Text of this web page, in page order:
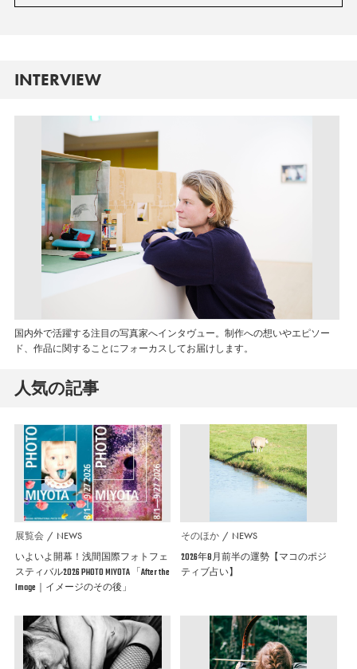
INTERVIEW
国内外で活躍する注目の写真家へインタヴュー。制作への想いやエピソー
ド、作品に関することにフォーカスしてお届けします。
人気の記事
展覧会 NEWS
いよいよ開幕！浅間国際フォトフェ
スティバル2026 PHOTO MIYOTA 「After the
Image｜イメージのその後」
そのほか NEWS
2026年8月前半の運勢【マコのポジ
ティブ占い】